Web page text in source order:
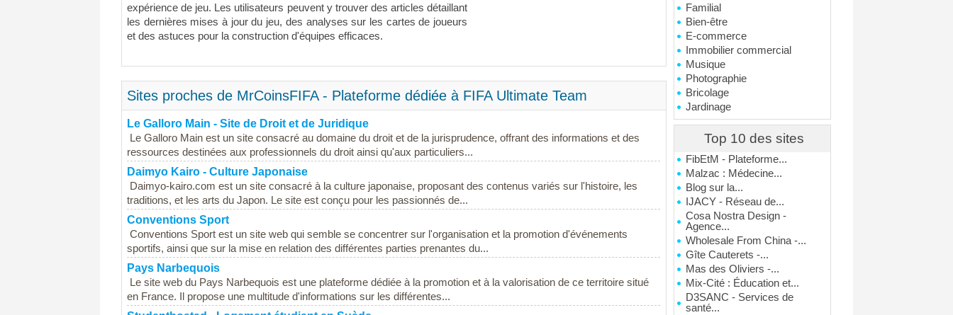
Familial
Bien-être
E-commerce
Immobilier commercial
Musique
Photographie
Bricolage
Jardinage
Top 10 des sites
FibEtM - Plateforme...
Malzac : Médecine...
Blog sur la...
IJACY - Réseau de...
Cosa Nostra Design -
Agence...
Wholesale From China -...
Gîte Cauterets -...
Mas des Oliviers -...
Mix-Cité : Éducation et...
D3SANC - Services de
santé...
expérience de jeu. Les utilisateurs peuvent y trouver des articles détaillant
les dernières mises à jour du jeu, des analyses sur les cartes de joueurs
et des astuces pour la construction d'équipes efficaces.
Sites proches de MrCoinsFIFA - Plateforme dédiée à FIFA Ultimate Team
Le Galloro Main - Site de Droit et de Juridique
Le Galloro Main est un site consacré au domaine du droit et de la jurisprudence, offrant des informations et des
ressources destinées aux professionnels du droit ainsi qu'aux particuliers...
Daimyo Kairo - Culture Japonaise
Daimyo-kairo.com est un site consacré à la culture japonaise, proposant des contenus variés sur l'histoire, les
traditions, et les arts du Japon. Le site est conçu pour les passionnés de...
Conventions Sport
Conventions Sport est un site web qui semble se concentrer sur l'organisation et la promotion d'événements
sportifs, ainsi que sur la mise en relation des différentes parties prenantes du...
Pays Narbequois
Le site web du Pays Narbequois est une plateforme dédiée à la promotion et à la valorisation de ce territoire situé
en France. Il propose une multitude d'informations sur les différentes...